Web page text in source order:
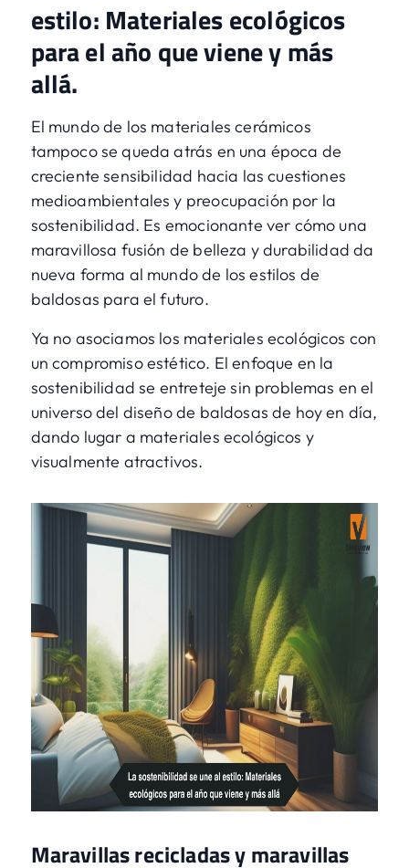
estilo: Materiales ecológicos
para el año que viene y más
allá.
El mundo de los materiales cerámicos
tampoco se queda atrás en una época de
creciente sensibilidad hacia las cuestiones
medioambientales y preocupación por la
sostenibilidad. Es emocionante ver cómo una
maravillosa fusión de belleza y durabilidad da
nueva forma al mundo de los estilos de
baldosas para el futuro.
Ya no asociamos los materiales ecológicos con
un compromiso estético. El enfoque en la
sostenibilidad se entreteje sin problemas en el
universo del diseño de baldosas de hoy en día,
dando lugar a materiales ecológicos y
visualmente atractivos.
Maravillas recicladas y maravillas